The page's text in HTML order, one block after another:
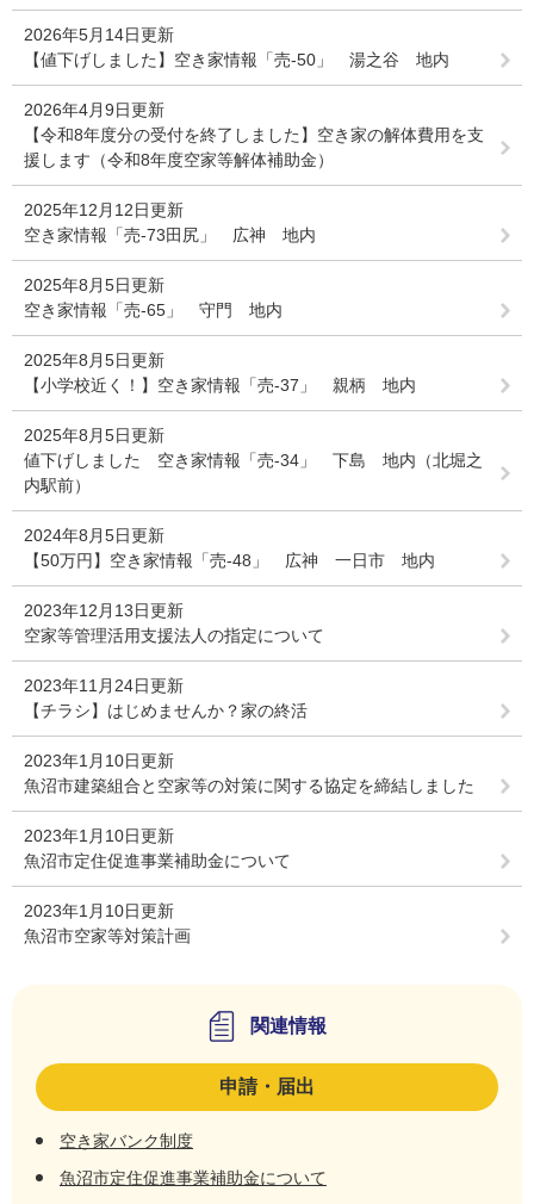
2026年5月14日更新
【値下げしました】空き家情報「売-50」 湯之谷 地内
2026年4月9日更新
【令和8年度分の受付を終了しました】空き家の解体費用を支
援します（令和8年度空家等解体補助金）
2025年12月12日更新
空き家情報「売-73田尻」 広神 地内
2025年8月5日更新
空き家情報「売-65」 守門 地内
2025年8月5日更新
【小学校近く！】空き家情報「売-37」 親柄 地内
2025年8月5日更新
値下げしました 空き家情報「売-34」 下島 地内（北堀之
内駅前）
2024年8月5日更新
【50万円】空き家情報「売-48」 広神 一日市 地内
2023年12月13日更新
空家等管理活用支援法人の指定について
2023年11月24日更新
【チラシ】はじめませんか？家の終活
2023年1月10日更新
魚沼市建築組合と空家等の対策に関する協定を締結しました
2023年1月10日更新
魚沼市定住促進事業補助金について
2023年1月10日更新
魚沼市空家等対策計画
関連情報
申請・届出
空き家バンク制度
魚沼市定住促進事業補助金について